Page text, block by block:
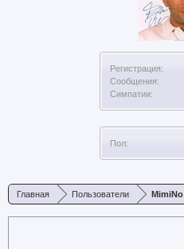
Регистрация:
Сообщения:
Симпатии:
Пол:
Главная Пользователи MimiNo